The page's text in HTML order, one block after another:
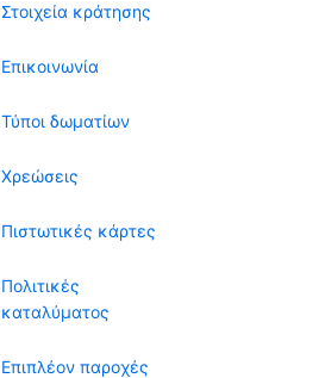
Στοιχεία κράτησης
Επικοινωνία
Τύποι δωματίων
Χρεώσεις
Πιστωτικές κάρτες
Πολιτικές
καταλύματος
Επιπλέον παροχές